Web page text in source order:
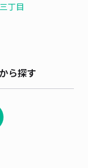
三丁目
ら探す